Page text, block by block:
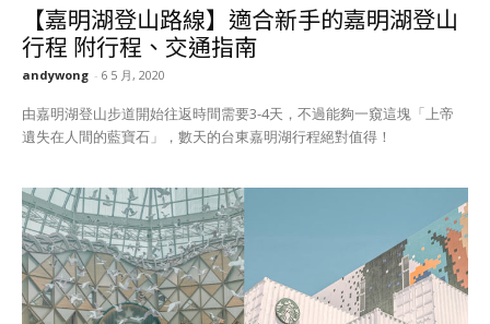
【嘉明湖登山路線】適合新手的嘉明湖登山
行程 附行程、交通指南
andywong - 6 5 月, 2020
由嘉明湖登山步道開始往返時間需要3-4天，不過能夠一窺這塊「上帝
遺失在人間的藍寶石」，數天的台東嘉明湖行程絕對值得！